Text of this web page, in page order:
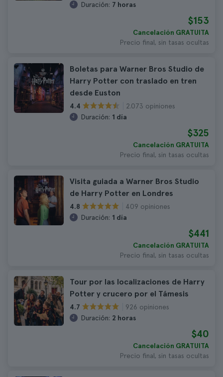
Duración: 7 horas
$153
Cancelación GRATUITA
Precio final, sin tasas ocultas
Boletas para Warner Bros Studio de
Harry Potter con traslado en tren
desde Euston
4.4
2.073 opiniones
Duración: 1 día
$325
Cancelación GRATUITA
Precio final, sin tasas ocultas
Visita guiada a Warner Bros Studio
de Harry Potter en Londres
4.8
409 opiniones
Duración: 1 día
$441
Cancelación GRATUITA
Precio final, sin tasas ocultas
Tour por las localizaciones de Harry
Potter y crucero por el Támesis
4.7
926 opiniones
Duración: 2 horas
$40
Cancelación GRATUITA
Precio final, sin tasas ocultas